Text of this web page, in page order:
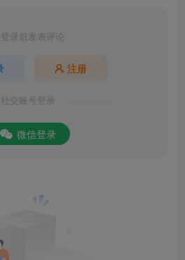
录后发表评论
注册
社交账号登录
微信登录